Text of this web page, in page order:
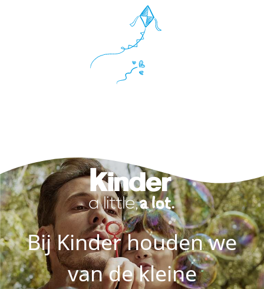
Bij Kinder houden we
van de kleine